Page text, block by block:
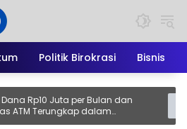
Politik Birokrasi Bisnis
Juta per Bulan dan
dalam
dengan Pemilik Butik